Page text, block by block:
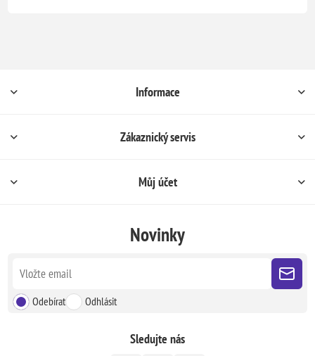
Informace
Zákaznický servis
Můj účet
Novinky
Odebírat Odhlásit
Sledujte nás